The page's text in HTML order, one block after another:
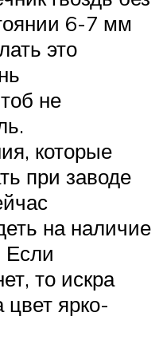
6-7 мм
это
не
которые
при заводе
на наличие
Если
то искра
цвет ярко-